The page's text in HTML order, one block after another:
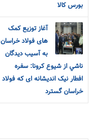
بورس کالا
آغاز توزیع کمک
های فولاد خراسان
به آسيب ديدگان
ناشي از شيوع كرونا: سفره
افطار نیک اندیشانه ای که فولاد
خراسان گسترد